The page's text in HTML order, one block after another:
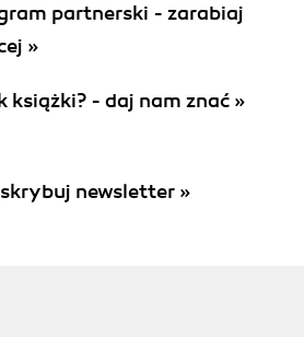
partnerski - zarabiaj
»
książki? - daj nam znać »
newsletter »